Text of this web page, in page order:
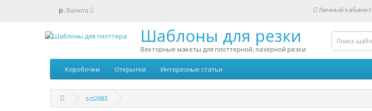
р. Валюта Личный кабинет
Шаблоны для резки
Векторные макеты для плоттерной, лазерной резки
Коробочки Открытки Интересные статьи
sct2083